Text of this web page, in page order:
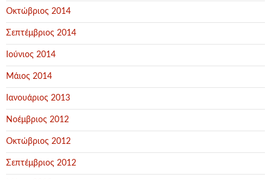
Οκτώβριος 2014
Σεπτέμβριος 2014
Ιούνιος 2014
Μάιος 2014
Ιανουάριος 2013
Νοέμβριος 2012
Οκτώβριος 2012
Σεπτέμβριος 2012